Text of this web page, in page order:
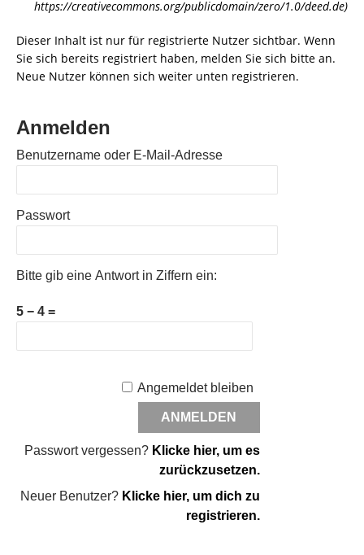
https://creativecommons.org/publicdomain/zero/1.0/deed.de)
Dieser Inhalt ist nur für registrierte Nutzer sichtbar. Wenn
Sie sich bereits registriert haben, melden Sie sich bitte an.
Neue Nutzer können sich weiter unten registrieren.
Anmelden
Benutzername oder E-Mail-Adresse
Passwort
Bitte gib eine Antwort in Ziffern ein:
5 − 4 =
Angemeldet bleiben
Passwort vergessen? Klicke hier, um es
zurückzusetzen.
Neuer Benutzer? Klicke hier, um dich zu
registrieren.